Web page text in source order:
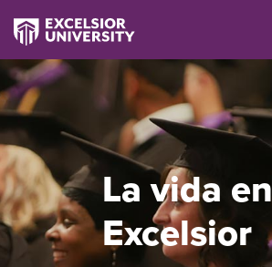
La vida en
Excelsior